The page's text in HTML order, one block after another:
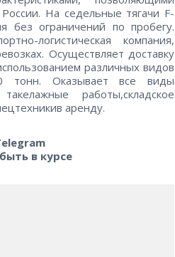
На седельные тягачи F-
без ограничений по пробегу.
логистическая компания,
Осуществляет доставку
различных видов
тонн. Оказывает все виды
работы,складское
аренду.
в курсе